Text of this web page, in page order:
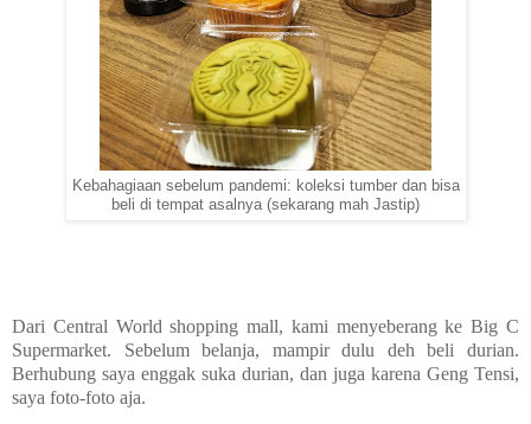
Kebahagiaan sebelum pandemi: koleksi tumber dan bisa
beli di tempat asalnya (sekarang mah Jastip)
Dari Central World shopping mall, kami menyeberang ke Big C
Supermarket. Sebelum belanja, mampir dulu deh beli durian.
Berhubung saya enggak suka durian, dan juga karena Geng Tensi,
saya foto-foto aja.